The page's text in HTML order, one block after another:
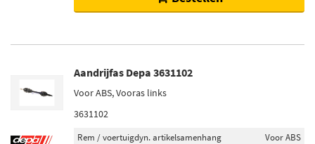
Aandrijfas Depa 3631102
Voor ABS, Vooras links
3631102
Rem / voertuigdyn. artikelsamenhang
Voor ABS